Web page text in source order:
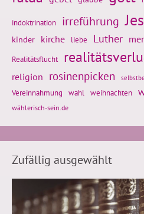
indoktrination irreführung
kinder kirche liebe Luther
Realitätsflucht
religion rosinenpicken
Vereinnahmung wahl weihnachten
wählerisch-sein.de
Zufällig ausgewählt